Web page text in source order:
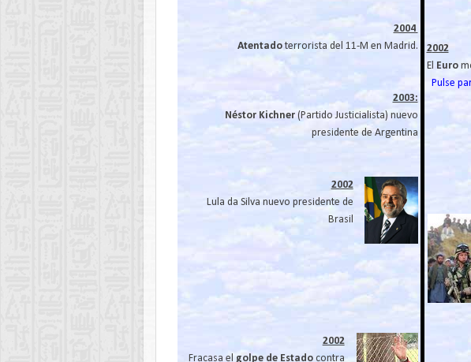
2004
Atentadoterrorista del 11-M en Madrid.
2003:
Néstor Kichner (Partido Justicialista) nuevo
presidente de Argentina
2002
Lula da Silva nuevo presidente de
Brasil
2002
Fracasa el
golpe de Estadocontra
2002
El
Euro
Pulse